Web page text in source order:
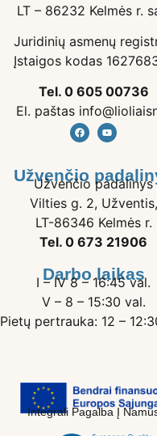
LT – 86232 Kelmės r.
Juridinių asmenų
Įstaigos kodas
Tel. 0 605 00736
El. paštas
Užvenčio
Užvenčio padalinys
Vilties g. 2, Užventis,
LT-86346 Kelmės r.
Tel. 0 673 21906
Darbo laikas
I – IV 8 – 16:45 val.
V – 8 – 15:30 val.
Pietų pertrauka: 12 –
Integrali Pagalba Į